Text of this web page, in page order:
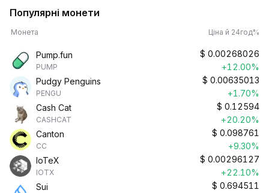
Популярні монети
Монета Ціна й 24год%
Pump.fun
PUMP
$ 0.00268026
+12.00%
Pudgy Penguins
PENGU
$ 0.00635013
+1.70%
Cash Cat
CASHCAT
$ 0.12594
+20.20%
Canton
CC
$ 0.098761
+9.30%
IoTeX
IOTX
$ 0.00296127
+22.10%
Sui
$ 0.694511